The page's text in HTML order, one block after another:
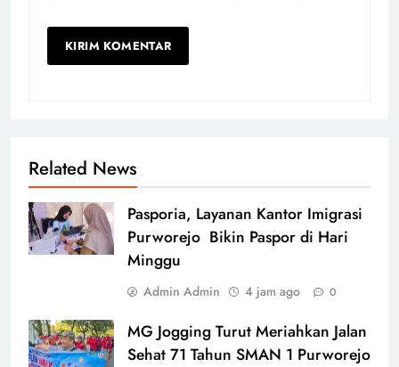
Related News
Pasporia, Layanan Kantor Imigrasi
Purworejo Bikin Paspor di Hari
Minggu
Admin Admin 4 jam ago 0
MG Jogging Turut Meriahkan Jalan
Sehat 71 Tahun SMAN 1 Purworejo